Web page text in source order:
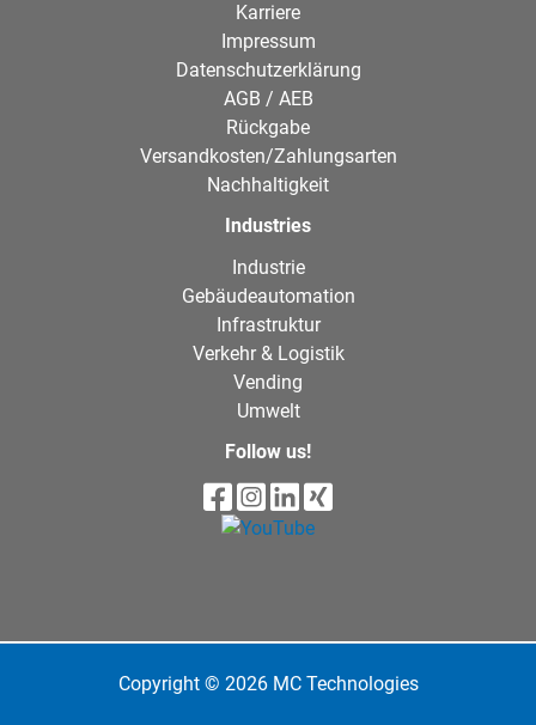
Karriere
Impressum
Datenschutzerklärung
AGB / AEB
Rückgabe
Versandkosten/Zahlungsarten
Nachhaltigkeit
Industries
Industrie
Gebäudeautomation
Infrastruktur
Verkehr & Logistik
Vending
Umwelt
Follow us!
Copyright © 2026 MC Technologies